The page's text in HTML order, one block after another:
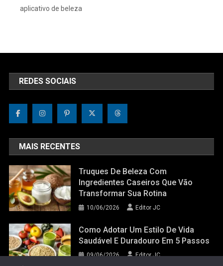
aplicativo de beleza
REDES SOCIAIS
MAIS RECENTES
Truques De Beleza Com
Ingredientes Caseiros Que Vão
Transformar Sua Rotina
10/06/2026 Editor JC
Como Adotar Um Estilo De Vida
Saudável E Duradouro Em 5 Passos
09/06/2026 Editor JC